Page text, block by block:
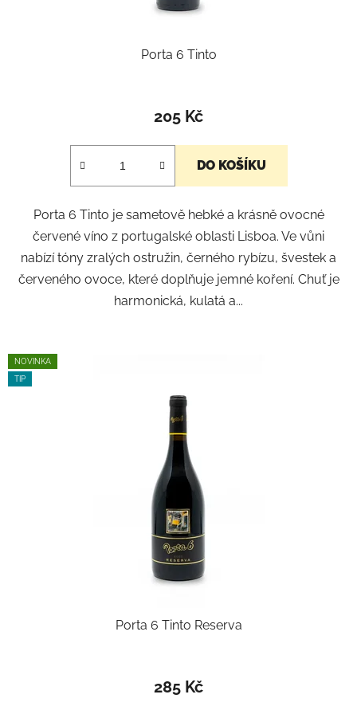
Porta 6 Tinto
205 Kč
DO KOŠÍKU
Porta 6 Tinto je sametově hebké a krásně ovocné
červené víno z portugalské oblasti Lisboa. Ve vůni
nabízí tóny zralých ostružin, černého rybízu, švestek a
červeného ovoce, které doplňuje jemné koření. Chuť je
harmonická, kulatá a...
NOVINKA
TIP
Porta 6 Tinto Reserva
hodnocení
produktu
285 Kč